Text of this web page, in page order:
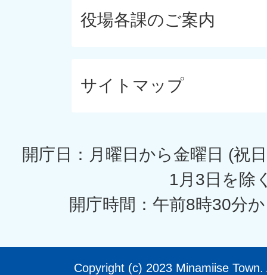
役場各課のご案内
サイトマップ
開庁日：月曜日から金曜日 (祝
1月3日を除
開庁時間：午前8時30分
Copyright (c) 2023 Minamiise